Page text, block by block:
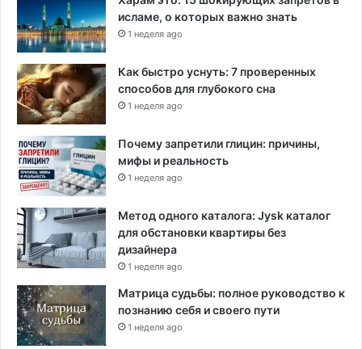
исламе, о которых важно знать
1 неделя ago
Как быстро уснуть: 7 проверенных
способов для глубокого сна
1 неделя ago
Почему запретили глицин: причины,
мифы и реальность
1 неделя ago
Метод одного каталога: Jysk каталог
для обстановки квартиры без
дизайнера
1 неделя ago
Матрица судьбы: полное руководство к
познанию себя и своего пути
1 неделя ago